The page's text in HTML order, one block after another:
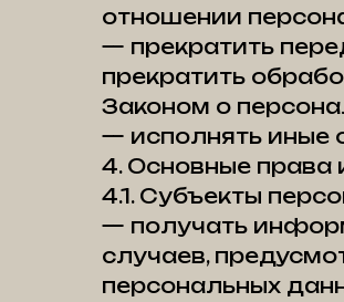
отношении
— прекратить
прекратить
Законом о
— исполнять иные
4. Основные права
4.1. Субъекты
— получать
случаев,
персональных